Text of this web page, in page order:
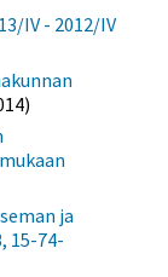
IV - 2012/IV
ja
15-74-